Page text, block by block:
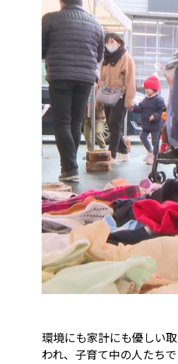
環境にも家計にも優しい
われ、子育て中の人たちで